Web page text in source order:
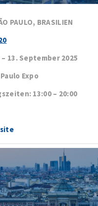
PAULO, BRASILIEN
– 13. September 2025
Expo
13:00 – 20:00